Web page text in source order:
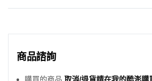
商品諮詢
取消/退貨請在我的酷澎購